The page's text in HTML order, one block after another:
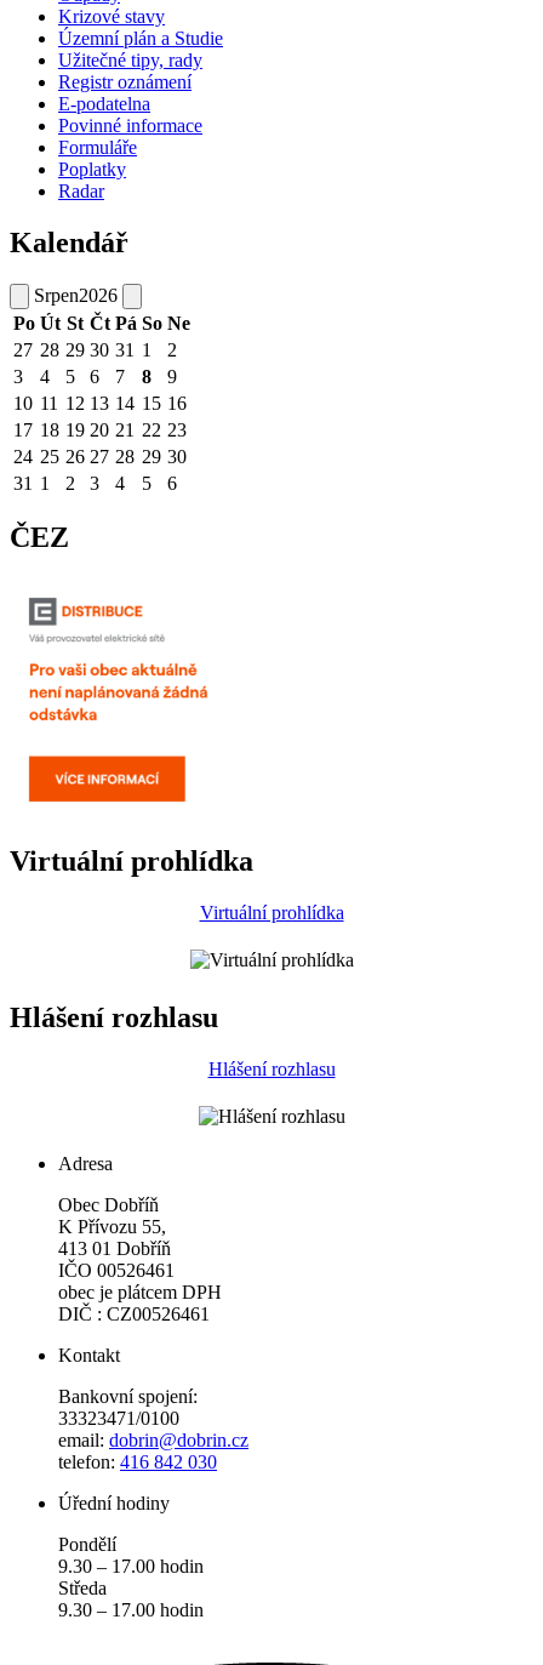
Krizové stavy
Územní plán a Studie
Užitečné tipy, rady
Registr oznámení
E-podatelna
Povinné informace
Formuláře
Poplatky
Radar
Kalendář
Srpen2026
Po Út St Čt Pá So Ne
27 28 29 30 31 1
2
3
4 5 6 7 8
9
10 11 12 13 14 15 16
17 18 19 20 21 22 23
24 25 26 27 28 29 30
31 1 2 3 4 5 6
ČEZ
Virtuální prohlídka
Virtuální prohlídka
Hlášení rozhlasu
Hlášení rozhlasu
Adresa
Obec Dobříň
K Přívozu 55,
413 01 Dobříň
IČO 00526461
obec je plátcem DPH
DIČ : CZ00526461
Kontakt
Bankovní spojení:
33323471/0100
email: dobrin@dobrin.cz
telefon: 416 842 030
Úřední hodiny
Pondělí
9.30 – 17.00 hodin
Středa
9.30 – 17.00 hodin